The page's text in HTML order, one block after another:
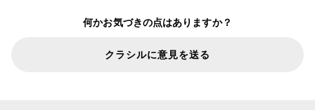
何かお気づきの点はありますか？
クラシルに意見を送る